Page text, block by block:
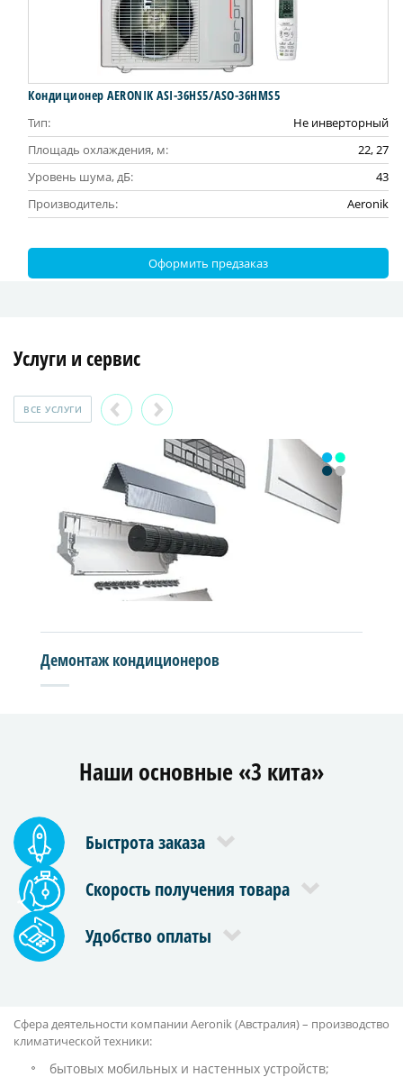
Кондиционер AERONIK ASI-36HS5/ASO-36HMS5
Тип:
Не инверторный
Площадь охлаждения, м:
22, 27
Уровень шума, дБ:
43
Производитель:
Aeronik
Оформить предзаказ
Услуги и сервис
ВСЕ УСЛУГИ
Демонтаж кондиционеров
Наши основные «3 кита»
Быстрота заказа
Скорость получения товара
Удобство оплаты
Сфера деятельности компании Aeronik (Австралия) – производство
климатической техники:
бытовых мобильных и настенных устройств;